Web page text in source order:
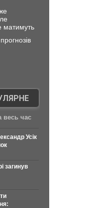
матимуть
весь час
Усік
загинув